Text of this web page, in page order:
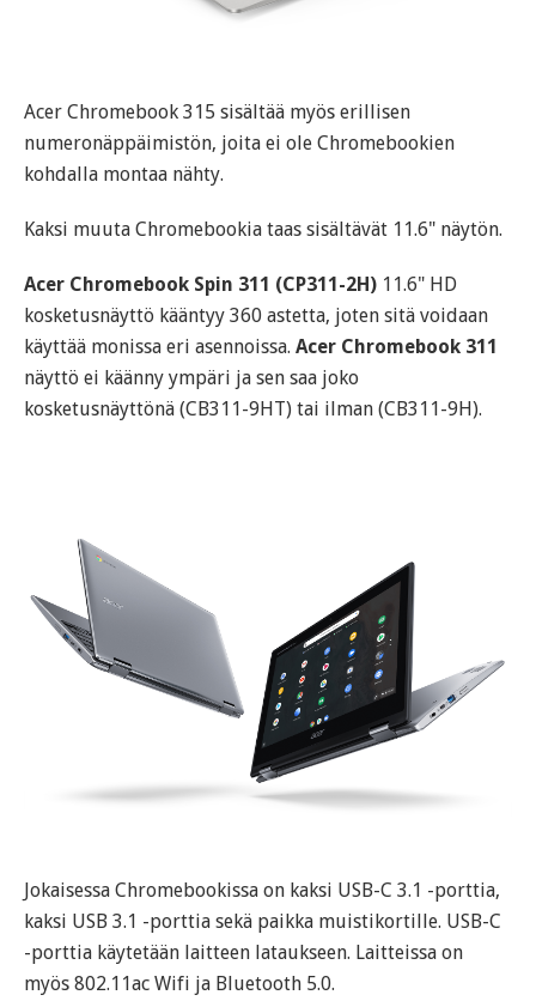
Acer Chromebook 315 sisältää myös erillisen
numeronäppäimistön, joita ei ole Chromebookien
kohdalla montaa nähty.
Kaksi muuta Chromebookia taas sisältävät 11.6" näytön.
Acer Chromebook Spin 311 (CP311-2H) 11.6" HD
kosketusnäyttö kääntyy 360 astetta, joten sitä voidaan
käyttää monissa eri asennoissa. Acer Chromebook 311
näyttö ei käänny ympäri ja sen saa joko
kosketusnäyttönä (CB311-9HT) tai ilman (CB311-9H).
Jokaisessa Chromebookissa on kaksi USB-C 3.1 -porttia,
kaksi USB 3.1 -porttia sekä paikka muistikortille. USB-C
-porttia käytetään laitteen lataukseen. Laitteissa on
myös 802.11ac Wifi ja Bluetooth 5.0.